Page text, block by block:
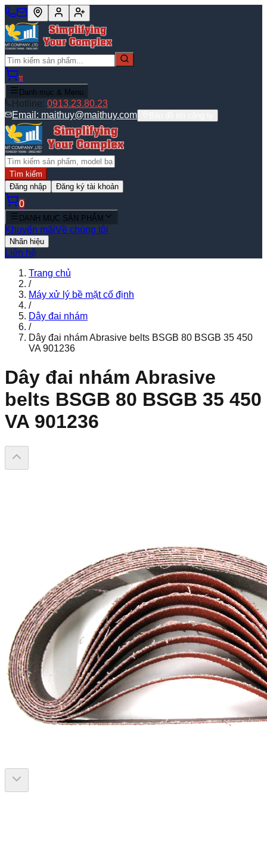
0
Danh mục & Menu
Hotline: 0913.23.80.23
Email: maithuy@maithuy.com
Tìm kiếm
Đăng nhập
Đăng ký tài khoản
0
DANH MỤC SẢN PHẨM
Khuyến mãiVề chúng tôi
Nhãn hiệu
Liên hệ
Trang chủ
/
Máy xử lý bề mặt cố định
/
Dây đai nhám
/
Dây đai nhám Abrasive belts BSGB 80 BSGB 35 450
VA 901236
Dây đai nhám Abrasive
belts BSGB 80 BSGB 35 450
VA 901236